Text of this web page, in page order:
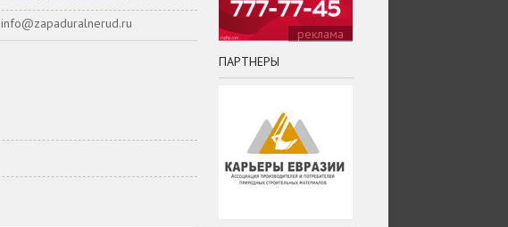
info@zapaduralnerud.ru
реклама
ПАРТНЕРЫ